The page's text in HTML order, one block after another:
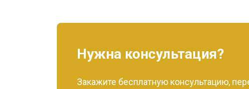
Нужна консультация?
Закажите бесплатную консультацию,